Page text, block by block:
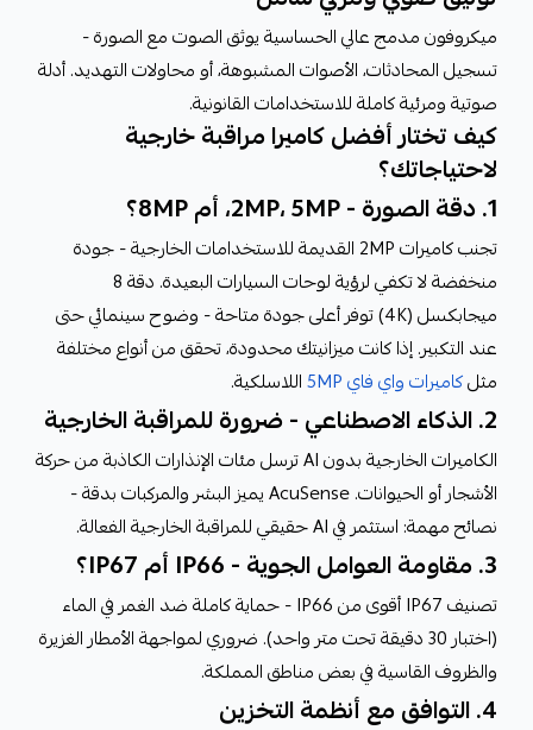
ميكروفون مدمج عالي الحساسية يوثق الصوت مع الصورة -
تسجيل المحادثات، الأصوات المشبوهة، أو محاولات التهديد. أدلة
صوتية ومرئية كاملة للاستخدامات القانونية.
كيف تختار أفضل كاميرا مراقبة خارجية
لاحتياجاتك؟
1. دقة الصورة - 2MP، 5MP، أم 8MP؟
تجنب كاميرات 2MP القديمة للاستخدامات الخارجية - جودة
منخفضة لا تكفي لرؤية لوحات السيارات البعيدة. دقة 8
ميجابكسل (4K) توفر أعلى جودة متاحة - وضوح سينمائي حتى
عند التكبير. إذا كانت ميزانيتك محدودة، تحقق من أنواع مختلفة
مثلكاميرات واي فاي 5MP اللاسلكية.
2. الذكاء الاصطناعي - ضرورة للمراقبة الخارجية
الكاميرات الخارجية بدون AI ترسل مئات الإنذارات الكاذبة من حركة
الأشجار أو الحيوانات. AcuSense يميز البشر والمركبات بدقة -
نصائح مهمة: استثمر في AI حقيقي للمراقبة الخارجية الفعالة.
3. مقاومة العوامل الجوية - IP66 أم IP67؟
تصنيف IP67 أقوى من IP66 - حماية كاملة ضد الغمر في الماء
(اختبار 30 دقيقة تحت متر واحد). ضروري لمواجهة الأمطار الغزيرة
والظروف القاسية في بعض مناطق المملكة.
4. التوافق مع أنظمة التخزين